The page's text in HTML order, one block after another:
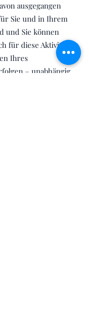
ausgegangen
Sie und in Ihrem
und Sie können
für diese Aktivitäten
Ihres
– unabhängig